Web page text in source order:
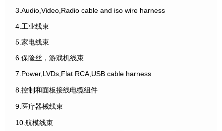
3.Audio,Video,Radio cable and iso wire harness
4.工业线束
5.家电线束
6.保险丝，游戏机线束
7.Power,LVDs,Flat RCA,USB cable harness
8.控制和面板接线电缆组件
9.医疗器械线束
10.航模线束